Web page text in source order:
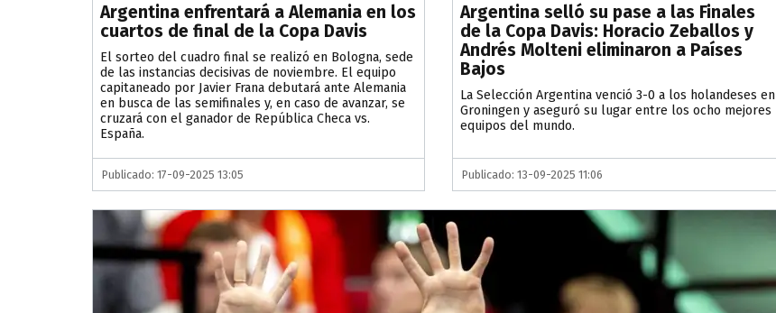
Argentina enfrentará a Alemania en los
cuartos de final de la Copa Davis
El sorteo del cuadro final se realizó en Bologna, sede
de las instancias decisivas de noviembre. El equipo
capitaneado por Javier Frana debutará ante Alemania
en busca de las semifinales y, en caso de avanzar, se
cruzará con el ganador de República Checa vs.
España.
Publicado: 17-09-2025 13:05
Argentina selló su pase a las Finales
de la Copa Davis: Horacio Zeballos y
Andrés Molteni eliminaron a Países
Bajos
La Selección Argentina venció 3-0 a los holandeses en
Groningen y aseguró su lugar entre los ocho mejores
equipos del mundo.
Publicado: 13-09-2025 11:06